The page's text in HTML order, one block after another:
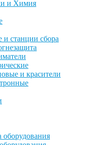
и Химия
станции сбора
и красители